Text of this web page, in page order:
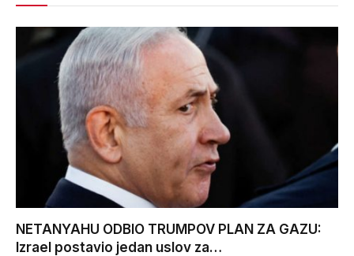
NETANYAHU ODBIO TRUMPOV PLAN ZA GAZU:
Izrael postavio jedan uslov za…